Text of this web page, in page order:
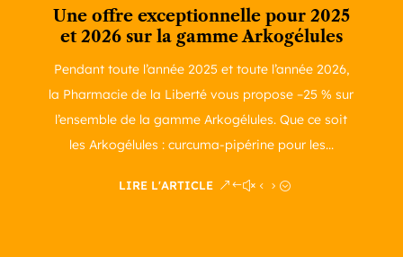
Une offre exceptionnelle pour 2025
et 2026 sur la gamme Arkogélules
Pendant toute l’année 2025 et toute l’année 2026,
la Pharmacie de la Liberté vous propose –25 % sur
l’ensemble de la gamme Arkogélules. Que ce soit
les Arkogélules : curcuma-pipérine pour les...
LIRE L'ARTICLE